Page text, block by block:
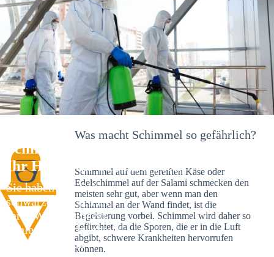
Schimmelexperte in Windsbach –
Ihr Helfer an Ort und Stelle
Sie haben kürzlich
schwarze Flecken an
Ihrer Wand entdeckt?
Schlechte Nachrichten:
Sie haben einen
Was macht Schimmel so gefährlich?
Schimmel auf dem gereiften Käse oder
Edelschimmel auf der Salami schmecken den
meisten sehr gut, aber wenn man den
Schimmel an der Wand findet, ist die
Begeisterung vorbei. Schimmel wird daher so
gefürchtet, da die Sporen, die er in die Luft
abgibt, schwere Krankheiten hervorrufen
können.